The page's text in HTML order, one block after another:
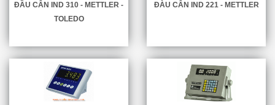
ĐẦU CÂN IND 310 - METTLER -
TOLEDO
ĐÀU CÂN IND 221 - METTLER